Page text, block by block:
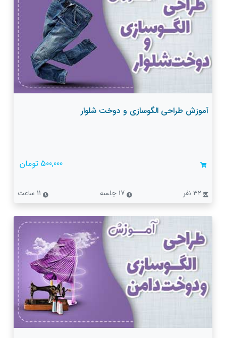
آموزش طراحی الگوسازی و دوخت شلوار
500,000 تومان
17 جلسه